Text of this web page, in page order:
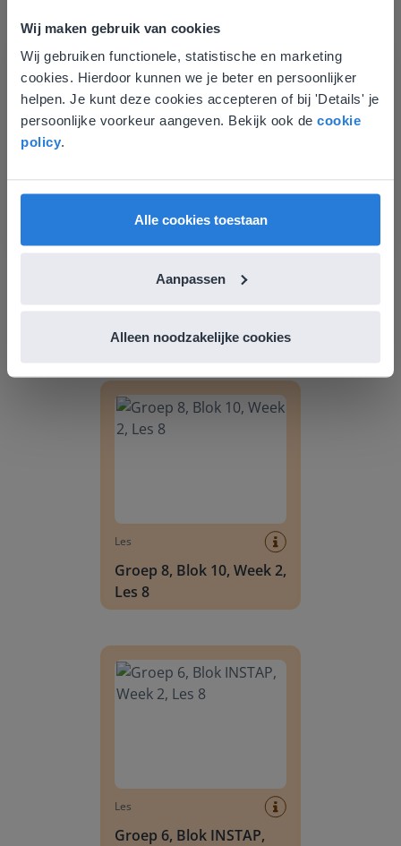
Wij maken gebruik van cookies
Wij gebruiken functionele, statistische en marketing
cookies. Hierdoor kunnen we je beter en persoonlijker
helpen. Je kunt deze cookies accepteren of bij 'Details' je
persoonlijke voorkeur aangeven. Bekijk ook de cookie
policy.
Alle cookies toestaan
Aanpassen
Alleen noodzakelijke cookies
Les 11
Groep 8, Blok 10, Week 2, Les 6
Groep 8, Blok 10, Week 2, Les 8
Les
Groep 8, Blok 10, Week 2,
Les 8
Les
Groep 6, Blok INSTAP,
Deze website komt niet
overeen met je locatie
Gezien je locatie, denken we dat je misschien
liever naar de website voor English gaat. Hier
English
Nederland